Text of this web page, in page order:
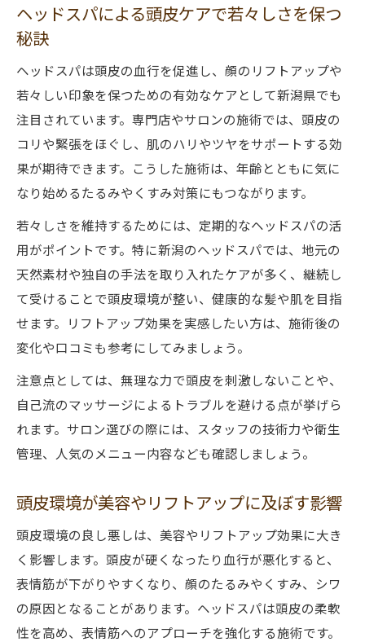
ヘッドスパによる頭皮ケアで若々しさを保つ
秘訣
ヘッドスパは頭皮の血行を促進し、顔のリフトアップや
若々しい印象を保つための有効なケアとして新潟県でも
注目されています。専門店やサロンの施術では、頭皮の
コリや緊張をほぐし、肌のハリやツヤをサポートする効
果が期待できます。こうした施術は、年齢とともに気に
なり始めるたるみやくすみ対策にもつながります。
若々しさを維持するためには、定期的なヘッドスパの活
用がポイントです。特に新潟のヘッドスパでは、地元の
天然素材や独自の手法を取り入れたケアが多く、継続し
て受けることで頭皮環境が整い、健康的な髪や肌を目指
せます。リフトアップ効果を実感したい方は、施術後の
変化や口コミも参考にしてみましょう。
注意点としては、無理な力で頭皮を刺激しないことや、
自己流のマッサージによるトラブルを避ける点が挙げら
れます。サロン選びの際には、スタッフの技術力や衛生
管理、人気のメニュー内容なども確認しましょう。
頭皮環境が美容やリフトアップに及ぼす影響
頭皮環境の良し悪しは、美容やリフトアップ効果に大き
く影響します。頭皮が硬くなったり血行が悪化すると、
表情筋が下がりやすくなり、顔のたるみやくすみ、シワ
の原因となることがあります。ヘッドスパは頭皮の柔軟
性を高め、表情筋へのアプローチを強化する施術です。